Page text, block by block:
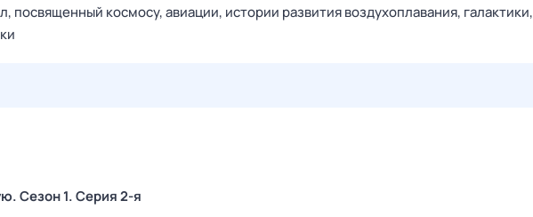
посвященный космосу, авиации, истории развития воздухоплавания, галактики,
. Сезон 1. Серия 2-я